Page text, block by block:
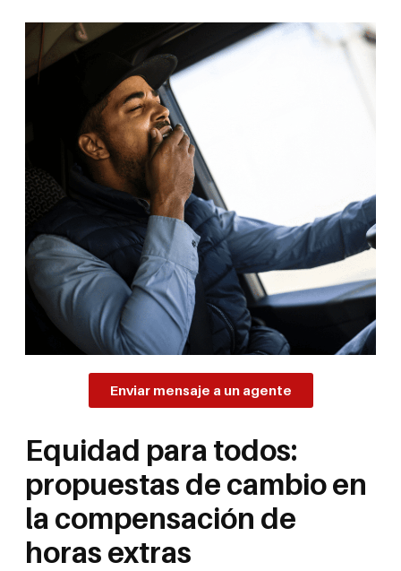
Enviar mensaje a un agente
Equidad para todos:
propuestas de cambio en
la compensación de
horas extras